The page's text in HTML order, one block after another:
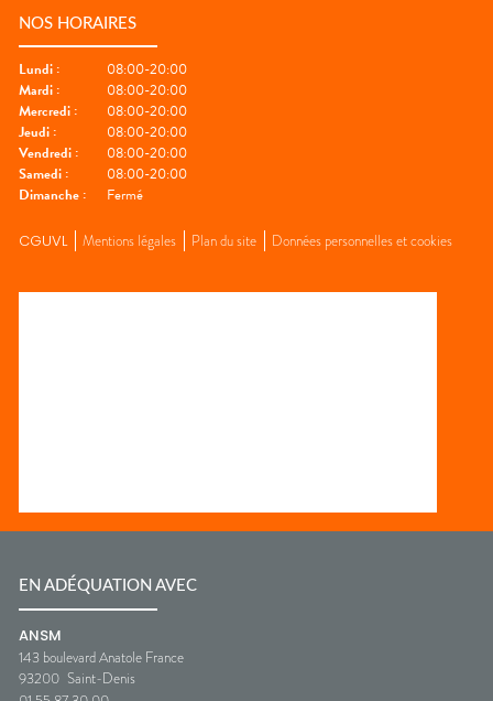
NOS HORAIRES
Lundi :
08:00-20:00
Mardi :
08:00-20:00
Mercredi :
08:00-20:00
Jeudi :
08:00-20:00
Vendredi :
08:00-20:00
Samedi :
08:00-20:00
Dimanche : Fermé
CGUVL Mentions légales Plan du site Données personnelles et cookies
EN ADÉQUATION AVEC
ANSM
143 boulevard Anatole France
93200 Saint-Denis